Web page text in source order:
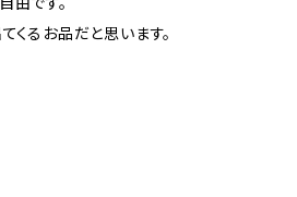
くるお品だと思います。